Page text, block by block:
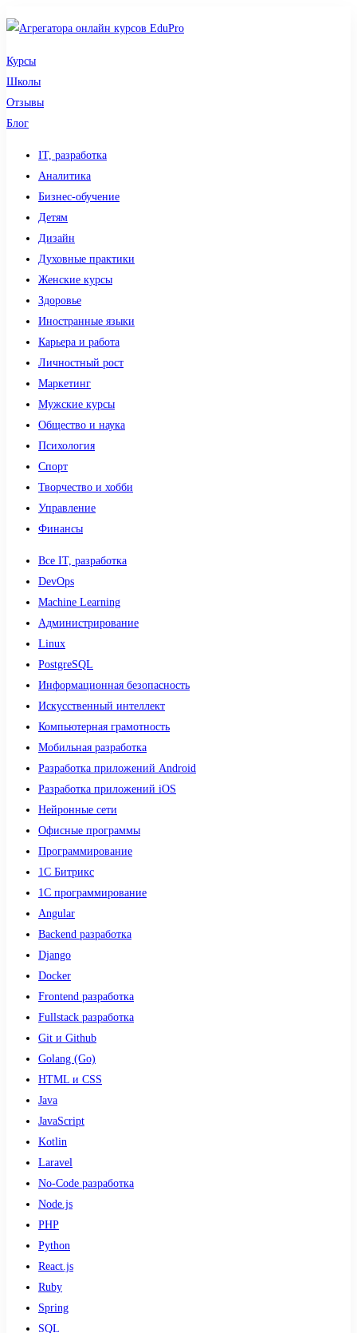
Курсы
Школы
Отзывы
Блог
IT, разработка
Аналитика
Бизнес-обучение
Детям
Дизайн
Духовные практики
Женские курсы
Здоровье
Иностранные языки
Карьера и работа
Личностный рост
Маркетинг
Мужские курсы
Общество и наука
Психология
Спорт
Творчество и хобби
Управление
Финансы
Все IT, разработка
DevOps
Machine Learning
Администрирование
Linux
PostgreSQL
Информационная безопасность
Искусственный интеллект
Компьютерная грамотность
Мобильная разработка
Разработка приложений Android
Разработка приложений iOS
Нейронные сети
Офисные программы
Программирование
1С Битрикс
1С программирование
Angular
Backend разработка
Django
Docker
Frontend разработка
Fullstack разработка
Git и Github
Golang (Go)
HTML и CSS
Java
JavaScript
Kotlin
Laravel
No-Code разработка
Node.js
PHP
Python
React.js
Ruby
Spring
SQL